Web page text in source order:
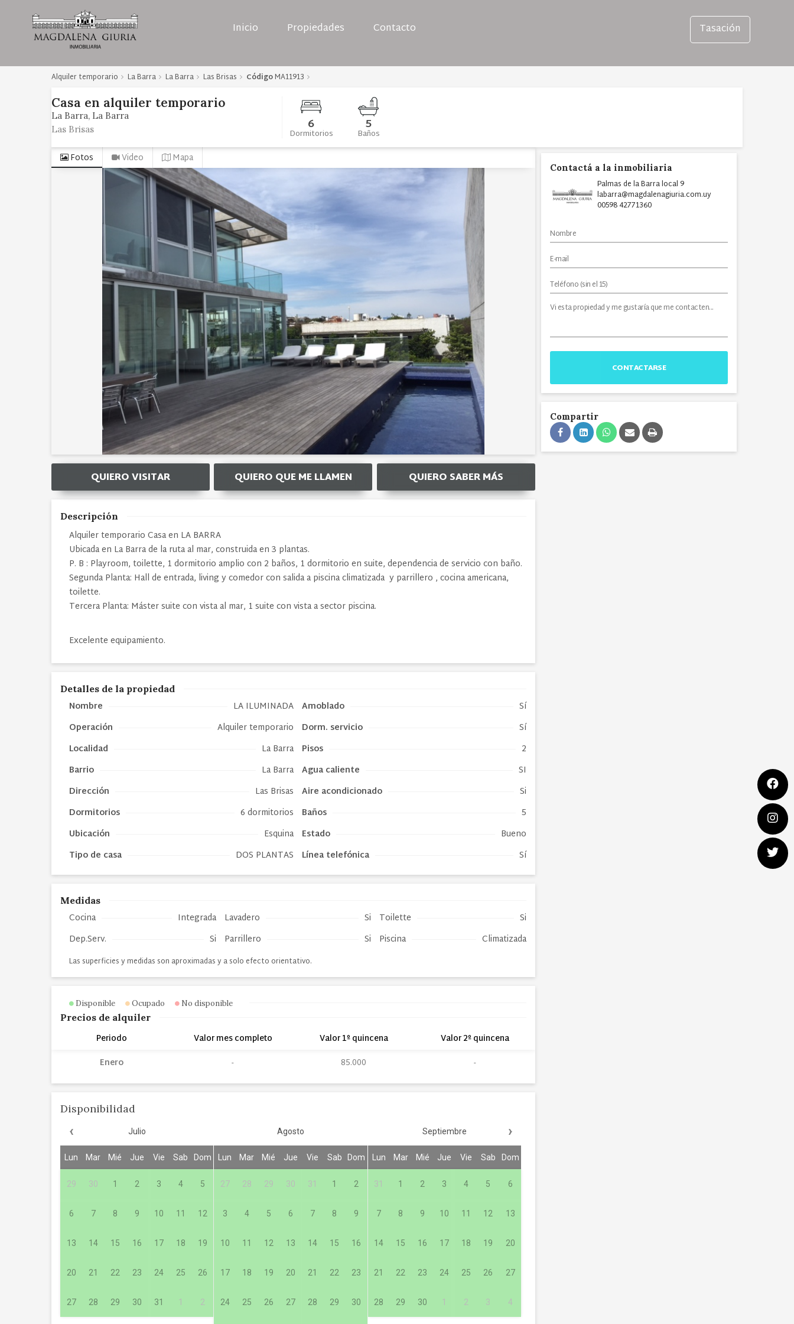
Inicio Propiedades Contacto Tasación
Alquiler temporario La Barra La Barra Las Brisas CódigoMA11913
Casa en alquiler temporario
La Barra La Barra
Las Brisas
6
Dormitorios 5
Baños
Fotos Video Mapa
QUIERO VISITAR QUIERO QUE ME LLAMEN QUIERO SABER MÁS
Descripción
Alquiler temporario Casa en LA BARRA
Ubicada en La Barra de la ruta al mar, construida en 3 plantas.
P. B : Playroom, toilette, 1 dormitorio amplio con 2 baños, 1 dormitorio en suite, dependencia de servicio con baño.
Segunda Planta: Hall de entrada, living y comedor con salida a piscina climatizada y parrillero , cocina americana,
toilette.
Tercera Planta: Máster suite con vista al mar, 1 suite con vista a sector piscina.
Excelente equipamiento.
Detalles de la propiedad
Nombre
LA ILUMINADA
Operación
Alquiler temporario
Localidad
La Barra
Barrio
La Barra
Dirección
Las Brisas
Dormitorios
6 dormitorios
Ubicación
Esquina
Tipo de casa DOS PLANTAS
Amoblado
Sí
Dorm. servicio
Sí
Pisos
2
Agua caliente
SI
Aire acondicionado
Si
Baños
5
Estado
Bueno
Línea telefónica
Sí
Medidas
Cocina
Integrada
Dep.Serv.
Si
Lavadero
Si
Parrillero
Si
Toilette
Si
Piscina
Climatizada
Las superficies y medidas son aproximadas y a solo efecto orientativo.
Disponible Ocupado No disponible
Precios de alquiler
Periodo Valor mes completo Valor 1º quincena
Valor 2º quincena
Enero
85.000
Disponibilidad
‹ Julio
Lun Mar Mié Jue Vie Sab Dom
29 30 1 2 3 4 5
6 7 8 9 10 11 12
13 14 15 16 17 18 19
20 21 22 23 24 25 26
27 28 29 30 31 1 2
Agosto
Lun Mar Mié Jue Vie Sab Dom
27 28 29 30 31 1 2
3 4 5 6 7 8 9
10 11 12 13 14 15 16
17 18 19 20 21 22 23
24 25 26 27 28 29 30
Septiembre ›
Lun Mar Mié Jue Vie Sab Dom
31 1 2 3 4 5 6
7 8 9 10 11 12 13
14 15 16 17 18 19 20
21 22 23 24 25 26 27
28 29 30 1 2 3 4
Contactá a la inmobiliaria
Palmas de la Barra local 9
labarra@magdalenagiuria.com.uy
00598 42771360
CONTACTARSE
Compartir